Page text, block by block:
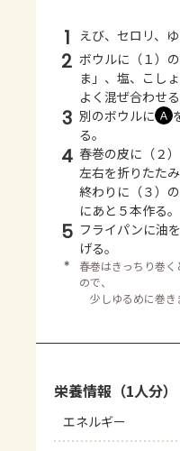
1 えび、セロリ、
2 ボウルに（１）
ま」、塩、こしょ
よく混ぜ合わせる
3 別のボウルに Ａ
る。
4 春巻の皮に（２
左右を折りたた
終わりに（３）
にあと５本作る。
5 フライパンに油
げる。
＊
春巻はきっちり巻
ので、
少しゆるめに巻き
栄養情報（1人分）
エネルギー